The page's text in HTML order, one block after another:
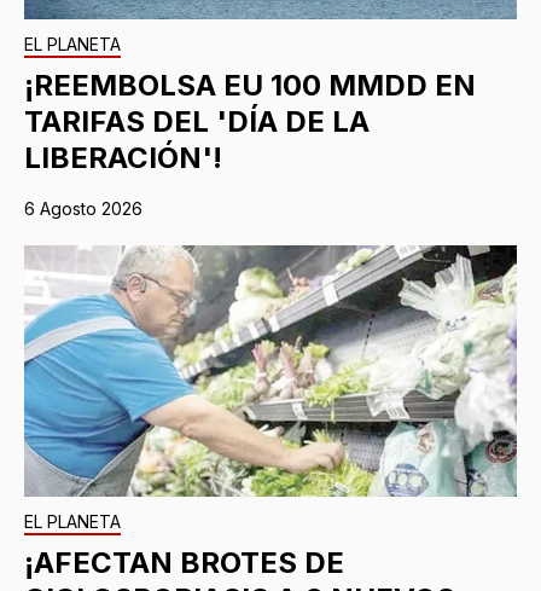
EL PLANETA
¡REEMBOLSA EU 100 MMDD EN
TARIFAS DEL 'DÍA DE LA
LIBERACIÓN'!
6 Agosto 2026
EL PLANETA
¡AFECTAN BROTES DE